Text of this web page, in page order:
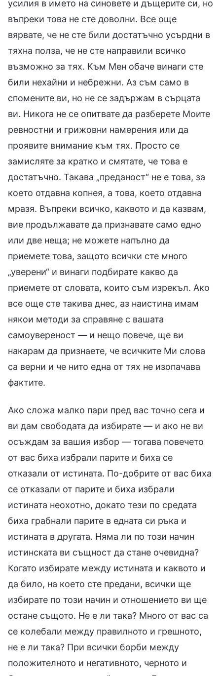
усилия в името на синовете и дъщерите си, но
въпреки това не сте доволни. Все още
вярвате, че не сте били достатъчно усърдни в
тяхна полза, че не сте направили всичко
възможно за тях. Към Мен обаче винаги сте
били нехайни и небрежни. Аз съм само в
спомените ви, но не се задържам в сърцата
ви. Никога не се опитвате да разберете Моите
ревностни и грижовни намерения или да
проявите внимание към тях. Просто се
замисляте за кратко и смятате, че това е
достатъчно. Такава „преданост“ не е това, за
което отдавна копнея, а това, което отдавна
мразя. Въпреки всичко, каквото и да казвам,
вие продължавате да признавате само едно
или две неща; не можете напълно да
приемете това, защото всички сте много
„уверени“ и винаги подбирате какво да
приемете от словата, които съм изрекъл. Ако
все още сте такива днес, аз наистина имам
някои методи за справяне с вашата
самоувереност — и нещо повече, ще ви
накарам да признаете, че всичките Ми слова
са верни и че нито една от тях не изопачава
фактите.
Ако сложа малко пари пред вас точно сега и
ви дам свободата да избирате — и ако не ви
осъждам за вашия избор — тогава повечето
от вас биха избрали парите и биха се
отказали от истината. По-добрите от вас биха
се отказали от парите и биха избрали
истината неохотно, докато тези по средата
биха грабнали парите в едната си ръка и
истината в другата. Няма ли по този начин
истинската ви същност да стане очевидна?
Когато избирате между истината и каквото и
да било, на което сте предани, всички ще
избирате по този начин и отношението ви ще
остане същото. Не е ли така? Много от вас са
се колебали между правилното и грешното,
не е ли така? При всички борби между
положителното и негативното, черното и